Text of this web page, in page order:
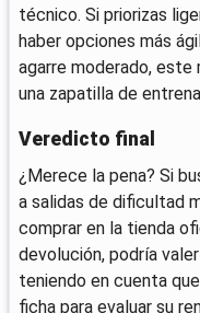
técnico. Si priorizas
haber opciones más
agarre moderado, este
una zapatilla de
Veredicto final
¿Merece la pena? Si
a salidas de dificultad
comprar en la tienda
devolución, podría
teniendo en cuenta
ficha para evaluar su